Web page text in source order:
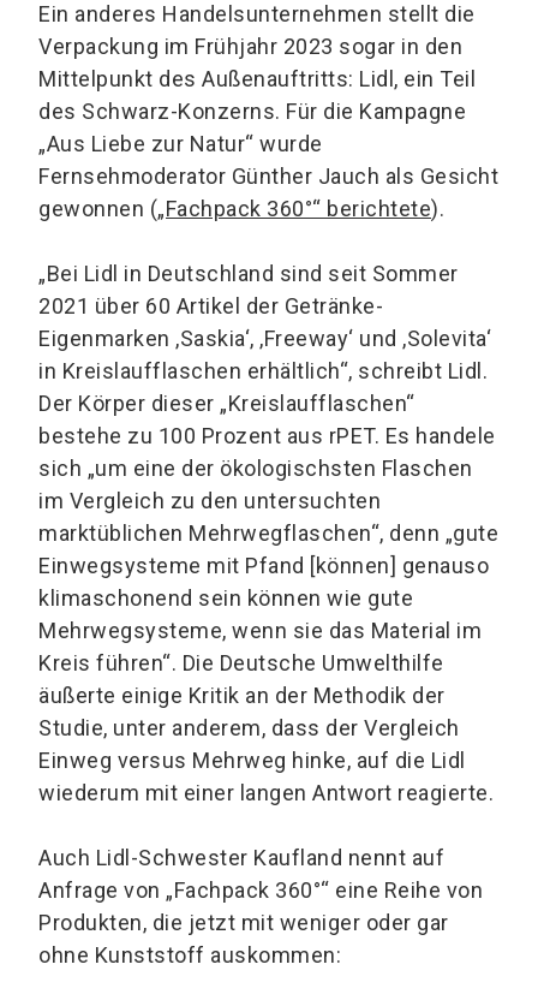
Ein anderes Handelsunternehmen stellt die
Verpackung im Frühjahr 2023 sogar in den
Mittelpunkt des Außenauftritts: Lidl, ein Teil
des Schwarz-Konzerns. Für die Kampagne
„Aus Liebe zur Natur“ wurde
Fernsehmoderator Günther Jauch als Gesicht
gewonnen („Fachpack 360°“ berichtete).
„Bei Lidl in Deutschland sind seit Sommer
2021 über 60 Artikel der Getränke-
Eigenmarken ,Saskia‘, ,Freeway‘ und ,Solevita‘
in Kreislaufflaschen erhältlich“, schreibt Lidl.
Der Körper dieser „Kreislaufflaschen“
bestehe zu 100 Prozent aus rPET. Es handele
sich „um eine der ökologischsten Flaschen
im Vergleich zu den untersuchten
marktüblichen Mehrwegflaschen“, denn „gute
Einwegsysteme mit Pfand [können] genauso
klimaschonend sein können wie gute
Mehrwegsysteme, wenn sie das Material im
Kreis führen“. Die Deutsche Umwelthilfe
äußerte einige Kritik an der Methodik der
Studie, unter anderem, dass der Vergleich
Einweg versus Mehrweg hinke, auf die Lidl
wiederum mit einer langen Antwort reagierte.
Auch Lidl-Schwester Kaufland nennt auf
Anfrage von „Fachpack 360°“ eine Reihe von
Produkten, die jetzt mit weniger oder gar
ohne Kunststoff auskommen: